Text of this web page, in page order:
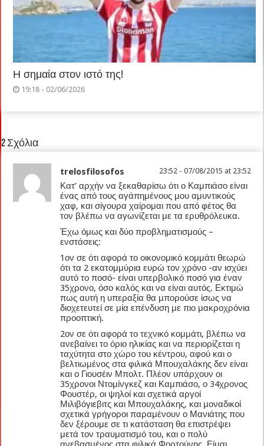
Η σημαία στον ιστό της!
19:18 - 02/06/2026
2 Σχόλια
trelosfilosofos 23:52 - 07/08/2015 at 23:52
Κατ’ αρχήν να ξεκαθαρίσω ότι ο Καμπιάσο είναι
ένας από τους αγάπημένους μου αμυντικούς
χαφ, και σίγουρα χαίρομαι που από φέτος θα
τον βλέπω να αγωνίζεται με τα ερυθρόλευκα.
Έχω όμως και δύο προβληματισμούς –
ενστάσεις:
1ον σε ότι αφορά το οικονομικό κομμάτι θεωρώ
ότι τα 2 εκατομμύρια ευρώ τον χρόνο -αν ισχύει
αυτό το ποσό- είναι υπερβολικό ποσό για έναν
35χρονο, όσο καλός και να είναι αυτός. Εκτιμώ
πως αυτή η υπεραξία θα μπορούσε ίσως να
διοχετευτεί σε μία επένδυση με πιο μακροχρόνια
προοπτική.
2ον σε ότι αφορά το τεχνικό κομμάτι, βλέπω να
ανεβαίνει το όριο ηλικίας και να περιορίζεται η
ταχύτητα στο χώρο του κέντρου, αφού και ο
βελτιωμένος στα φιλικά Μπουχαλάκης δεν είναι
και ο Γιουσέιν Μπολτ. Πλέον υπάρχουν οι
35χρονοι Ντομίνγκεζ και Καμπιάσο, ο 34χρονος
Φουστέρ, οι ψηλοί και σχετικά αργοί
Μιλιβόγιεβιτς και Μπουχαλάκης, και μοναδικοί
σχετικά γρήγοροι παραμένουν ο Μανιάτης που
δεν ξέρουμε σε τι κατάσταση θα επιστρέψει
μετά τον τραυματισμό του, και ο πολύ